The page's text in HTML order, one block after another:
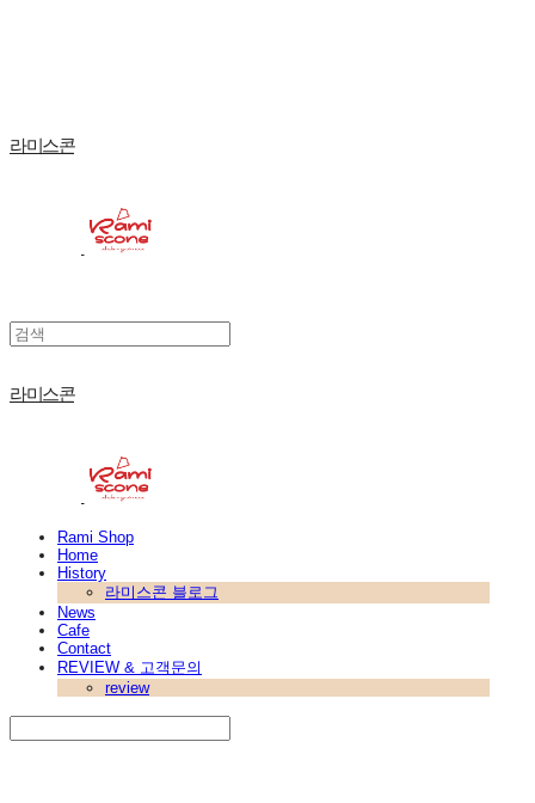
라미스콘
라미스콘
Rami Shop
Home
History
라미스콘 블로그
News
Cafe
Contact
REVIEW & 고객문의
review